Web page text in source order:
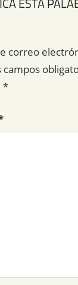
correo
campos
*